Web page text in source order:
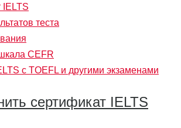
IELTS
теста
CEFR
с TOEFL и другими экзаменами
сертификат IELTS